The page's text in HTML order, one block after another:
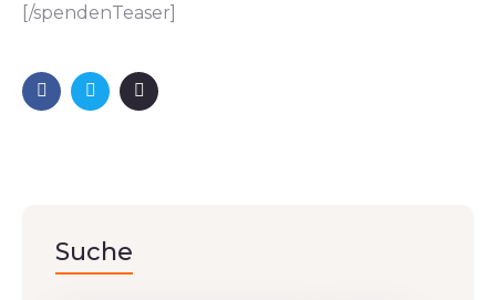
[/spendenTeaser]
Suche